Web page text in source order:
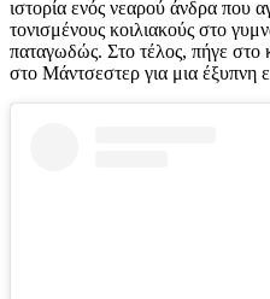
ιστορία ενός νεαρού άνδρα που
τονισμένους κοιλιακούς στο
παταγωδώς. Στο τέλος, πήγε στο
στο Μάντσεστερ για μια έξυπνη